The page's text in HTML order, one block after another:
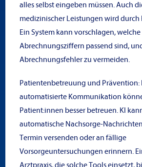
alles selbst eingeben müssen. Auch
medizinischer Leistungen wird durch
Ein System kann vorschlagen, welche
Abrechnungsziffern passend sind,
Abrechnungsfehler zu vermeiden.
Patientenbetreuung und Prävention:
automatisierte Kommunikation
Patient:innen besser betreuen. KI
automatische Nachsorge-
Termin versenden oder an fällige
Vorsorgeuntersuchungen erinnern.
Arztpraxis, die solche Tools einsetzt,